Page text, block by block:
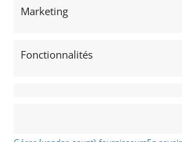
Marketing
Fonctionnalités